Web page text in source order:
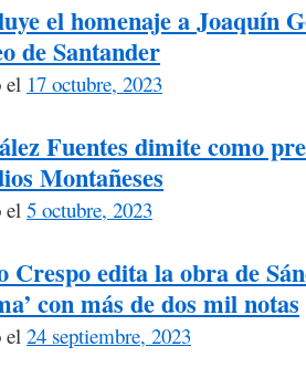
el homenaje a Joaquín
de Santander
el 17 octubre, 2023
Fuentes dimite como
Montañeses
el 5 octubre, 2023
Crespo edita la obra de
con más de dos mil notas
el 24 septiembre, 2023